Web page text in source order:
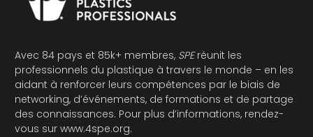
Avec 84 pays et 85k+ membres, SPEréunit les
professionnels du plastique à travers le monde – en les
aidant à renforcer leurs compétences par le biais de
networking, d’événements, de formations et de partage
des connaissances. Pour plus d’informations, rendez-
vous sur www.4spe.org.